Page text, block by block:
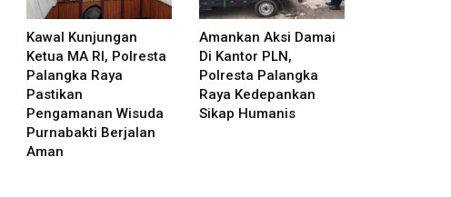
Kawal Kunjungan
Ketua MA RI, Polresta
Palangka Raya
Pastikan
Pengamanan Wisuda
Purnabakti Berjalan
Aman
Amankan Aksi Damai
Di Kantor PLN,
Polresta Palangka
Raya Kedepankan
Sikap Humanis